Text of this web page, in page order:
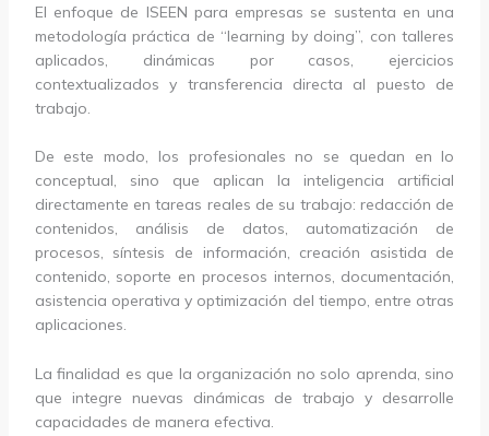
El enfoque de ISEEN para empresas se sustenta en una
metodología práctica de “learning by doing”, con talleres
aplicados, dinámicas por casos, ejercicios
contextualizados y transferencia directa al puesto de
trabajo.
De este modo, los profesionales no se quedan en lo
conceptual, sino que aplican la inteligencia artificial
directamente en tareas reales de su trabajo: redacción de
contenidos, análisis de datos, automatización de
procesos, síntesis de información, creación asistida de
contenido, soporte en procesos internos, documentación,
asistencia operativa y optimización del tiempo, entre otras
aplicaciones.
La finalidad es que la organización no solo aprenda, sino
que integre nuevas dinámicas de trabajo y desarrolle
capacidades de manera efectiva.